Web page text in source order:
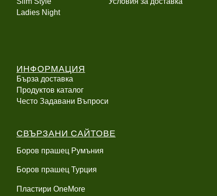
Ladies Night
ИНФОРМАЦИЯ
Бърза доставка
Продуктов каталог
Често Задавани Въпроси
СВЪРЗАНИ САЙТОВЕ
Боров прашец Румъния
Боров прашец Турция
Пластири OneMore